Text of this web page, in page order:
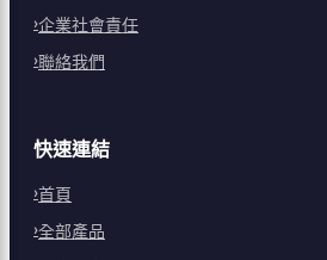
企業社會責任
聯絡我們
快速連結
首頁
全部產品